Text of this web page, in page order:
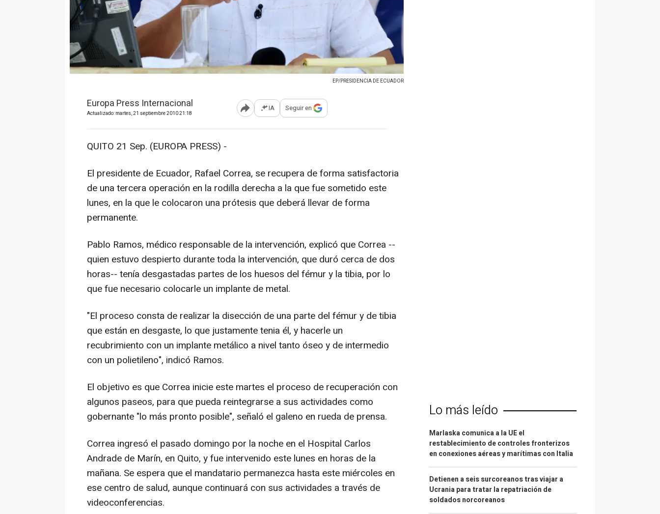
EP/PRESIDENCIA DE ECUADOR
Europa Press Internacional
Actualizado: martes, 21 septiembre 2010 21:18 Abrir opciones para compartir
IA Seguir en
QUITO 21 Sep. (EUROPA PRESS) -
El presidente de Ecuador, Rafael Correa, se recupera de forma satisfactoria
de una tercera operación en la rodilla derecha a la que fue sometido este
lunes, en la que le colocaron una prótesis que deberá llevar de forma
permanente.
Pablo Ramos, médico responsable de la intervención, explicó que Correa --
quien estuvo despierto durante toda la intervención, que duró cerca de dos
horas-- tenía desgastadas partes de los huesos del fémur y la tibia, por lo
que fue necesario colocarle un implante de metal.
"El proceso consta de realizar la disección de una parte del fémur y de tibia
que están en desgaste, lo que justamente tenia él, y hacerle un
recubrimiento con un implante metálico a nivel tanto óseo y de intermedio
con un polietileno", indicó Ramos.
El objetivo es que Correa inicie este martes el proceso de recuperación con
algunos paseos, para que pueda reintegrarse a sus actividades como
gobernante "lo más pronto posible", señaló el galeno en rueda de prensa.
Correa ingresó el pasado domingo por la noche en el Hospital Carlos
Andrade de Marín, en Quito, y fue intervenido este lunes en horas de la
mañana. Se espera que el mandatario permanezca hasta este miércoles en
ese centro de salud, aunque continuará con sus actividades a través de
videoconferencias.
Lo más leído
Marlaska comunica a la UE el
restablecimiento de controles fronterizos
en conexiones aéreas y marítimas con Italia
Detienen a seis surcoreanos tras viajar a
Ucrania para tratar la repatriación de
soldados norcoreanos